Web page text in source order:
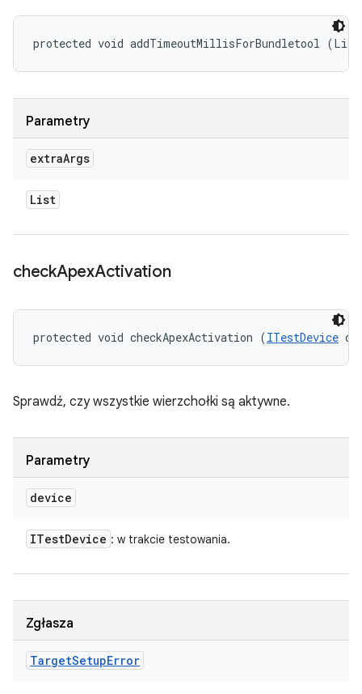
protected void addTimeoutMillisForBundletool
Parametry
extraArgs
List
checkApexActivation
protected void checkApexActivation (ITestDevice
Sprawdź, czy wszystkie wierzchołki są aktywne.
Parametry
device
ITestDevice : w trakcie testowania.
Zgłasza
TargetSetupError